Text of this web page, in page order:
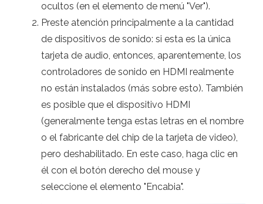
ocultos (en el elemento de menú "Ver").
Preste atención principalmente a la cantidad
de dispositivos de sonido: si esta es la única
tarjeta de audio, entonces, aparentemente, los
controladores de sonido en HDMI realmente
no están instalados (más sobre esto). También
es posible que el dispositivo HDMI
(generalmente tenga estas letras en el nombre
o el fabricante del chip de la tarjeta de video),
pero deshabilitado. En este caso, haga clic en
él con el botón derecho del mouse y
seleccione el elemento "Encabia".